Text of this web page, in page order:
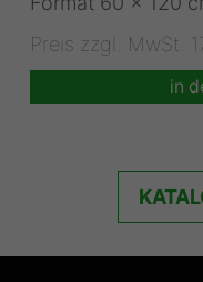
Preis zzgl. MwSt.
in